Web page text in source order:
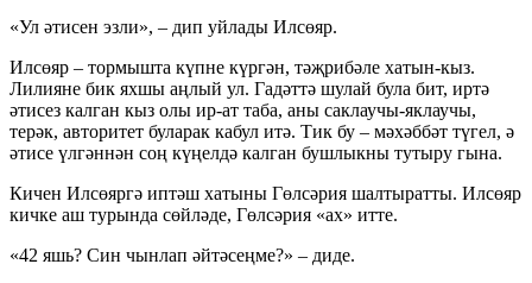
«Ул әтисен эзли», – дип уйлады Илсөяр.
Илсөяр – тормышта күпне күргән, тәҗрибәле хатын-кыз.
Лилияне бик яхшы аңлый ул. Гадәттә шулай була бит, иртә
әтисез калган кыз олы ир-ат таба, аны саклаучы-яклаучы,
терәк, авторитет буларак кабул итә. Тик бу – мәхәббәт түгел, ә
әтисе үлгәннән соң күңелдә калган бушлыкны тутыру гына.
Кичен Илсөяргә иптәш хатыны Гөлсәрия шалтыратты. Илсөяр
кичке аш турында сөйләде, Гөлсәрия «ах» итте.
«42 яшь? Син чынлап әйтәсеңме?» – диде.